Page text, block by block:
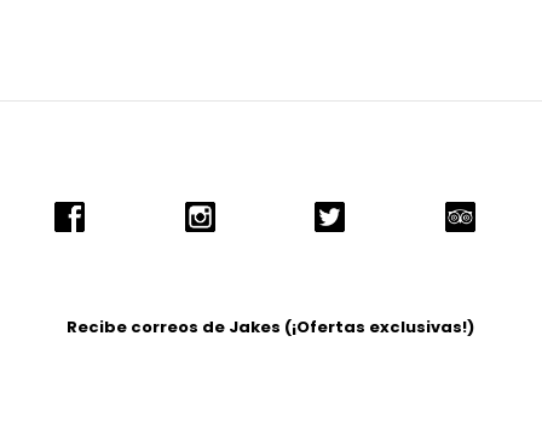
Recibe correos de Jakes (¡Ofertas exclusivas!)